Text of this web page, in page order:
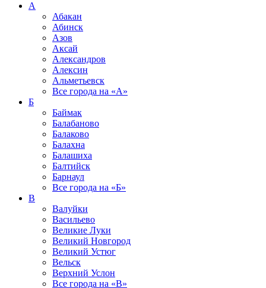
А
Абакан
Абинск
Азов
Аксай
Александров
Алексин
Альметьевск
Все города на «А»
Б
Баймак
Балабаново
Балаково
Балахна
Балашиха
Балтийск
Барнаул
Все города на «Б»
В
Валуйки
Васильево
Великие Луки
Великий Новгород
Великий Устюг
Вельск
Верхний Услон
Все города на «В»